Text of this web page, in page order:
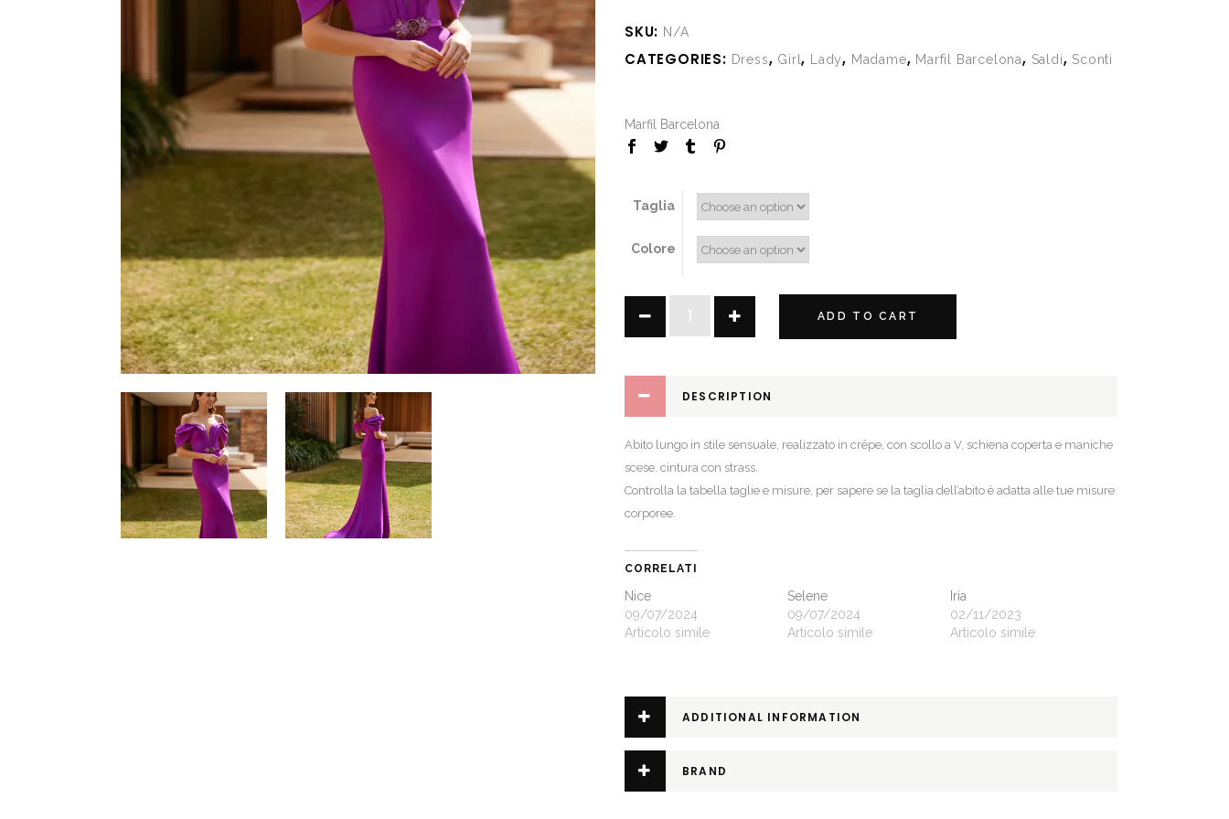
SKU: N/A
CATEGORIES: Dress, Girl , Lady, Madame, Marfil Barcelona, Saldi, Sconti
Marfil Barcelona
Taglia
Colore
ADD TO CART
DESCRIPTION
Abito lungo in stile sensuale, realizzato in crêpe, con scollo a V, schiena coperta e maniche
scese. cintura con strass.
Controlla la tabella taglie e misure, per sapere se la taglia dell’abito è adatta alle tue misure
corporee.
CORRELATI
Nice
09/07/2024
Articolo simile
Selene
09/07/2024
Articolo simile
Iria
02/11/2023
Articolo simile
ADDITIONAL INFORMATION
BRAND